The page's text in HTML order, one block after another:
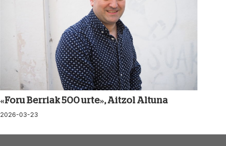
«Foru Berriak 500 urte», Aitzol Altuna
2026-03-23